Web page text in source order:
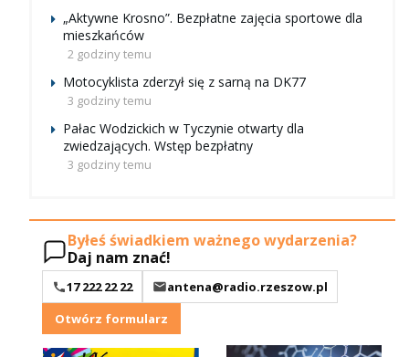
„Aktywne Krosno”. Bezpłatne zajęcia sportowe dla
mieszkańców
2 godziny temu
Motocyklista zderzył się z sarną na DK77
3 godziny temu
Pałac Wodzickich w Tyczynie otwarty dla
zwiedzających. Wstęp bezpłatny
3 godziny temu
Byłeś świadkiem ważnego wydarzenia?
Daj nam znać!
17 222 22 22
antena@radio.rzeszow.pl
Otwórz formularz